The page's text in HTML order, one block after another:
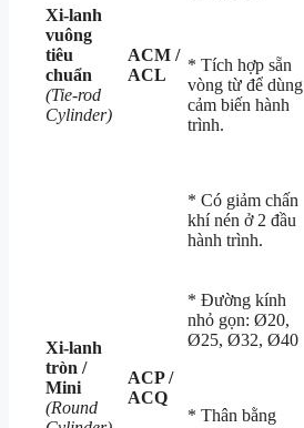
Xi-lanh
vuông
tiêu
chuẩn
(Tie-rod
Cylinder)
ACM /
ACL
* Tích hợp sẵn
vòng từ để dùng
cảm biến hành
trình.
* Có giảm chấn
khí nén ở 2 đầu
hành trình.
Xi-lanh
tròn /
Mini
(Round
ACP /
ACQ
* Đường kính
nhỏ gọn: Ø20,
Ø25, Ø32, Ø40
* Thân bằng